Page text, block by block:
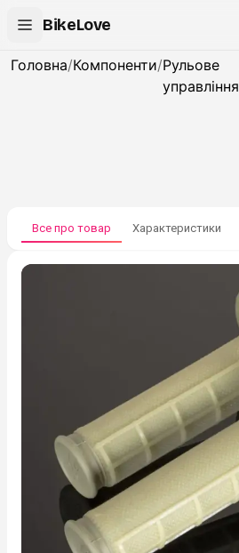
BikeLove
Головна/Компоненти/Рульове
управління
Все про товар Характеристики